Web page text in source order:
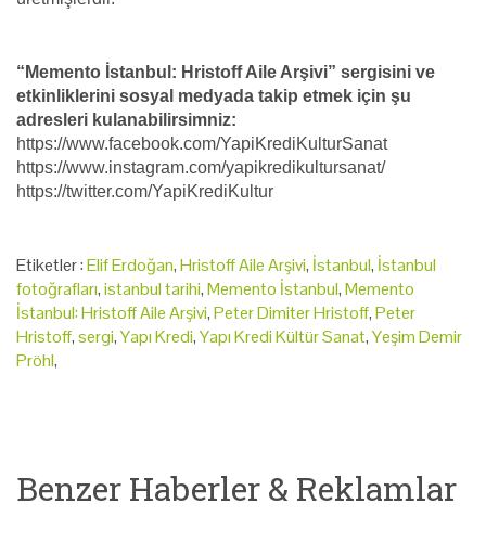
“Memento İstanbul: Hristoff Aile Arşivi” sergisini ve
etkinliklerini sosyal medyada takip etmek için şu
adresleri kulanabilirsimniz:
https://www.facebook.com/YapiKrediKulturSanat
https://www.instagram.com/yapikredikultursanat/
https://twitter.com/YapiKrediKultur
Etiketler :Elif Erdoğan,Hristoff Aile Arşivi, İstanbul, İstanbul
fotoğrafları,istanbul tarihi,Memento İstanbul,Memento
İstanbul: Hristoff Aile Arşivi,Peter Dimiter Hristoff,Peter
Hristoff,sergi,Yapı Kredi,Yapı Kredi Kültür Sanat,Yeşim Demir
Pröhl,
Benzer Haberler & Reklamlar